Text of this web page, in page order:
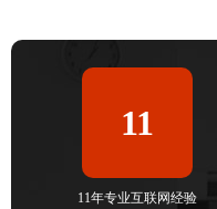
11
11年专业互联网经验